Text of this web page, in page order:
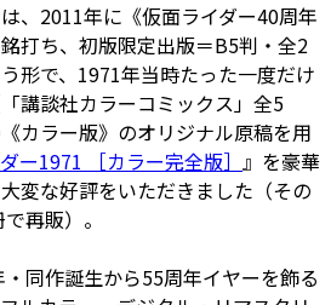
、2011年に《仮面ライダー40周年
打ち、初版限定出版＝B5判・全2
形で、1971年当時たった一度だけ
講談社カラーコミックス」全5
カラー版》のオリジナル原稿を用
ー1971 ［カラー完全版］ 』を豪華
変な好評をいただきました（その
再販）。
同作誕生から55周年イヤーを飾る